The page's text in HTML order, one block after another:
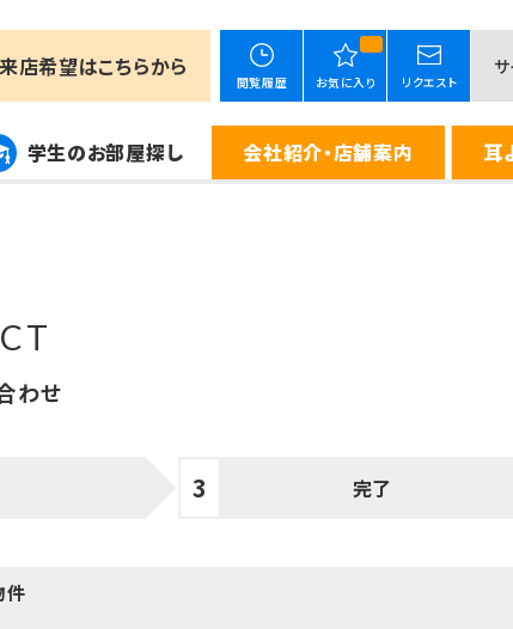
来店希望はこちらから
閲覧履歴 お気に入り リクエスト
学生のお部屋探し 会社紹介・店舗案内 耳
わせ
完了
件